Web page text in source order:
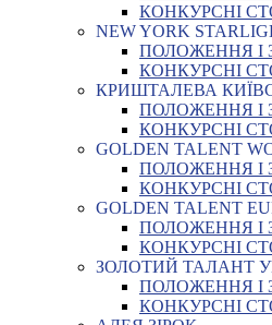
КОНКУРСНІ
NEW YORK
ПОЛОЖЕННЯ І
КОНКУРСНІ
КРИШТАЛЕВА
ПОЛОЖЕННЯ І
КОНКУРСНІ
GOLDEN TALENT
ПОЛОЖЕННЯ І
КОНКУРСНІ
GOLDEN TALENT
ПОЛОЖЕННЯ І
КОНКУРСНІ
ЗОЛОТИЙ ТАЛАНТ
ПОЛОЖЕННЯ І
КОНКУРСНІ